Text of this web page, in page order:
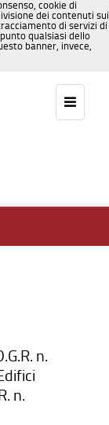
cookie di
dei contenuti sui
di servizi di
qualsiasi dello
banner, invece,
n.
n.